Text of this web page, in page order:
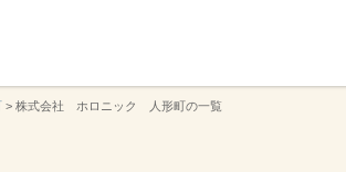
> 株式会社 ホロニック 人形町の一覧